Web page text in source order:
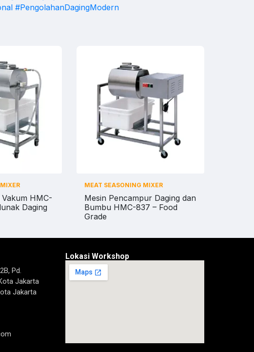
#PengolahanDagingModern
HMC-
Daging
MEAT SEASONING MIXER
Mesin Pencampur Daging dan
Bumbu HMC-837 – Food
Grade
Pd.
Jakarta
Jakarta
Lokasi Workshop